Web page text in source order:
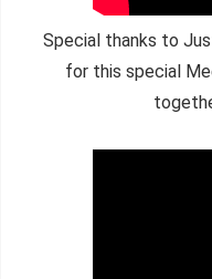
Special thanks to
for this special